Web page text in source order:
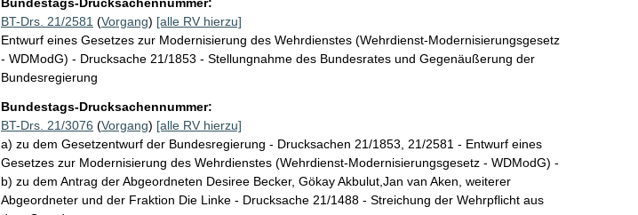
BT-Drs. 21/2581 (Vorgang) [alle RV hierzu]
Entwurf eines Gesetzes zur Modernisierung des Wehrdienstes (Wehrdienst-Modernisierungsgesetz
- WDModG) - Drucksache 21/1853 - Stellungnahme des Bundesrates und Gegenäußerung der
Bundesregierung
Bundestags-Drucksachennummer:
BT-Drs. 21/3076 (Vorgang) [alle RV hierzu]
a) zu dem Gesetzentwurf der Bundesregierung - Drucksachen 21/1853, 21/2581 - Entwurf eines
Gesetzes zur Modernisierung des Wehrdienstes (Wehrdienst-Modernisierungsgesetz - WDModG) -
b) zu dem Antrag der Abgeordneten Desiree Becker, Gökay Akbulut,Jan van Aken, weiterer
Abgeordneter und der Fraktion Die Linke - Drucksache 21/1488 - Streichung der Wehrpflicht aus